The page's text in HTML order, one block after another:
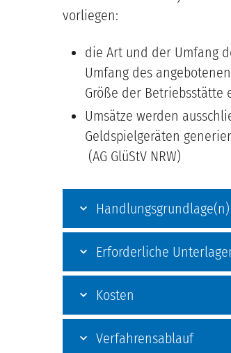
vorliegen:
die Art und der Umfang
Umfang des
Größe der
Umsätze werden
Geldspielgeräten
(AG GlüStV NRW)
Handlungsgrundlage(n)
Erforderliche
Kosten
Verfahrensablauf